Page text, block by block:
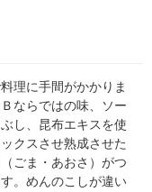
理に手間がかかりま
ならではの味、ソー
し、昆布エキスを使
クスさせ熟成させた
ごま・あおさ）がつ
。めんのこしが違い